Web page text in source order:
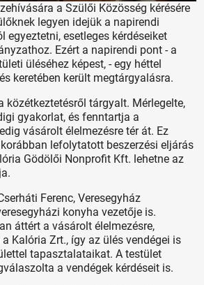
a Szülői Közösség kérésére
legyen idejük a napirendi
egyeztetni, esetleges kérdéseiket
Ezért a napirendi pont - a
üléséhez képest, - egy héttel
keretében került megtárgyalásra.
közétkeztetésről tárgyalt. Mérlegelte,
gyakorlat, és fenntartja a
vásárolt élelmezésre tér át. Ez
lefolytatott beszerzési eljárás
Gödölői Nonprofit Kft. lehetne az
Ferenc, Veresegyház
konyha vezetője is.
áttért a vásárolt élelmezésre,
Kalória Zrt., így az ülés vendégei is
tapasztalataikat. A testület
a vendégek kérdéseit is.